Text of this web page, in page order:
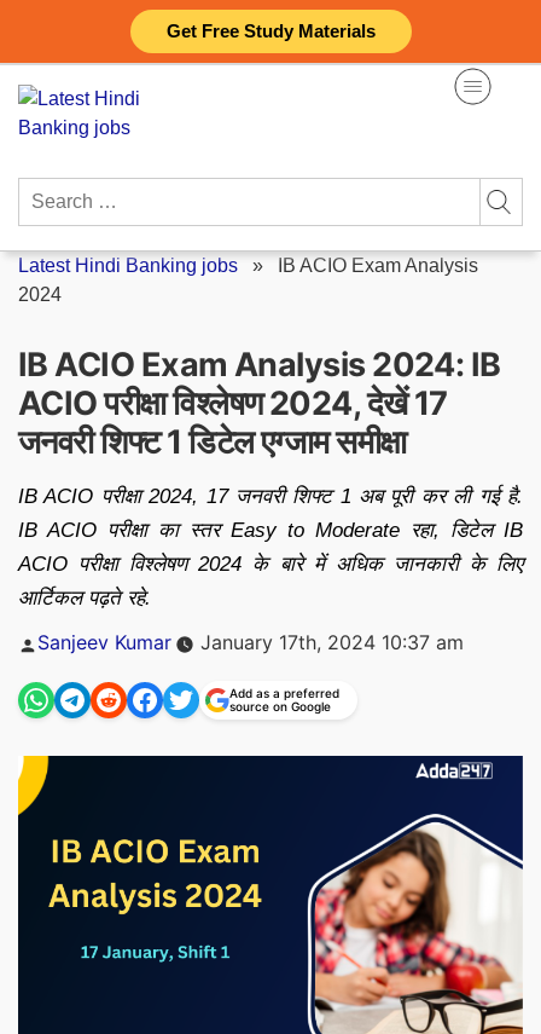
Get Free Study Materials
content
Search
Latest Hindi Banking jobs »
IB ACIO Exam Analysis
2024
IB ACIO Exam Analysis 2024: IB
ACIO परीक्षा विश्लेषण 2024, देखें 17
जनवरी शिफ्ट 1 डिटेल एग्जाम समीक्षा
IB ACIO परीक्षा 2024, 17 जनवरी शिफ्ट 1 अब पूरी कर ली गई है.
IB ACIO परीक्षा का स्तर Easy to Moderate रहा, डिटेल IB
ACIO परीक्षा विश्लेषण 2024 के बारे में अधिक जानकारी के लिए
आर्टिकल पढ़ते रहे.
Posted
Sanjeev Kumar January 17th, 2024 10:37 am
Add as a preferred
source on Google